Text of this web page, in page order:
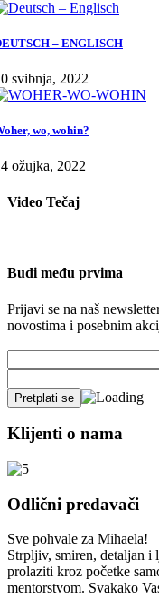
– ENGLISCH
svibnja, 2022
wo, wohin?
ožujka, 2022
Video Tečaj
Budi među prvima
Prijavi se na naš
novostima i posebnim
Klijenti o nama
Odlični predavači
Sve pohvale za Mihaela!
Strpljiv, smiren, detaljan
prolaziti kroz početke
mentorstvom. Svakako